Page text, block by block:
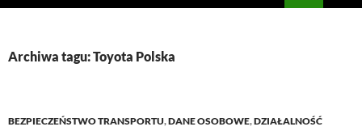
Archiwa tagu: Toyota Polska
BEZPIECZEŃSTWO TRANSPORTU,DANE OSOBOWE,DZIAŁALNOŚĆ